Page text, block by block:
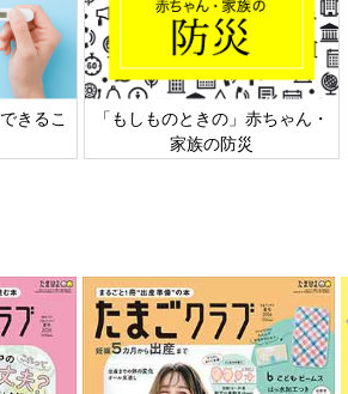
「もしものときの」赤ちゃん・
日本外来